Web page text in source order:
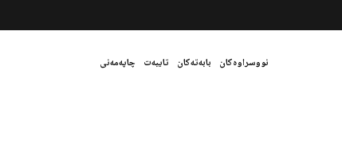
نووسراوەکان بابەتەکان تایبەت چاپەمەنی